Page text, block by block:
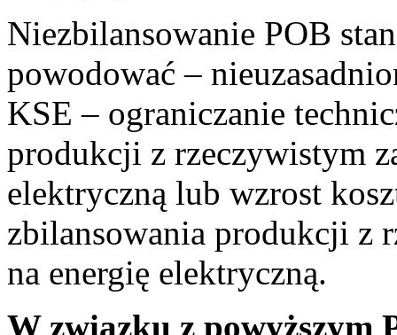
Niezbilansowanie POB
powodować –
KSE – ograniczanie
produkcji z rzeczywistym
elektryczną lub wzrost
zbilansowania produkcji z
na energię elektryczną.
W związku z powyższym